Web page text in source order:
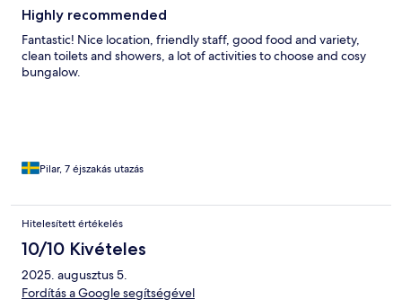
Highly recommended
Fantastic! Nice location, friendly staff, good food and variety,
clean toilets and showers, a lot of activities to choose and cosy
bungalow.
Pilar, 7 éjszakás utazás
Hitelesített értékelés
10/10 Kivételes
2025. augusztus 5.
Fordítás a Google segítségével